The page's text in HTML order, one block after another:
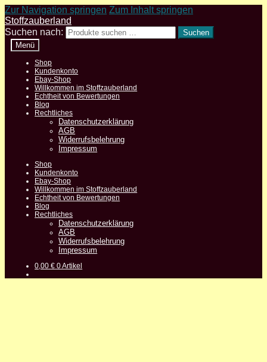
Zur Navigation springen Zum Inhalt springen
Stoffzauberland
Suchen nach:
Suchen
Menü
Shop
Kundenkonto
Ebay-Shop
Willkommen im Stoffzauberland
Echtheit von Bewertungen
Blog
Rechtliches
Datenschutzerklärung
AGB
Widerrufsbelehrung
Impressum
Shop
Kundenkonto
Ebay-Shop
Willkommen im Stoffzauberland
Echtheit von Bewertungen
Blog
Rechtliches
Datenschutzerklärung
AGB
Widerrufsbelehrung
Impressum
0,00€ 0 Artikel